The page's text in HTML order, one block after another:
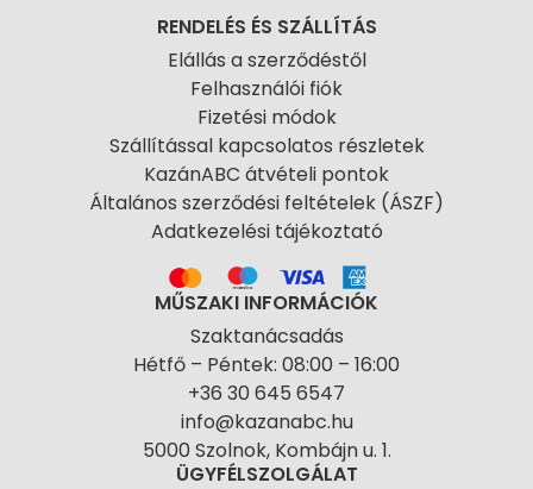
RENDELÉS ÉS SZÁLLÍTÁS
Elállás a szerződéstől
Felhasználói fiók
Fizetési módok
Szállítással kapcsolatos részletek
KazánABC átvételi pontok
Általános szerződési feltételek (ÁSZF)
Adatkezelési tájékoztató
MŰSZAKI INFORMÁCIÓK
Szaktanácsadás
Hétfő – Péntek: 08:00 – 16:00
+36 30 645 6547
info@kazanabc.hu
5000 Szolnok, Kombájn u. 1.
ÜGYFÉLSZOLGÁLAT